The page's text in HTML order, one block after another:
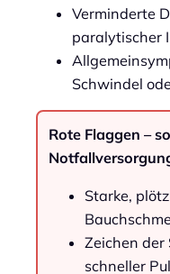
Verminderte
paralytischer
Schwindel
Rote Flaggen –
Starke,
Zeichen der
schneller